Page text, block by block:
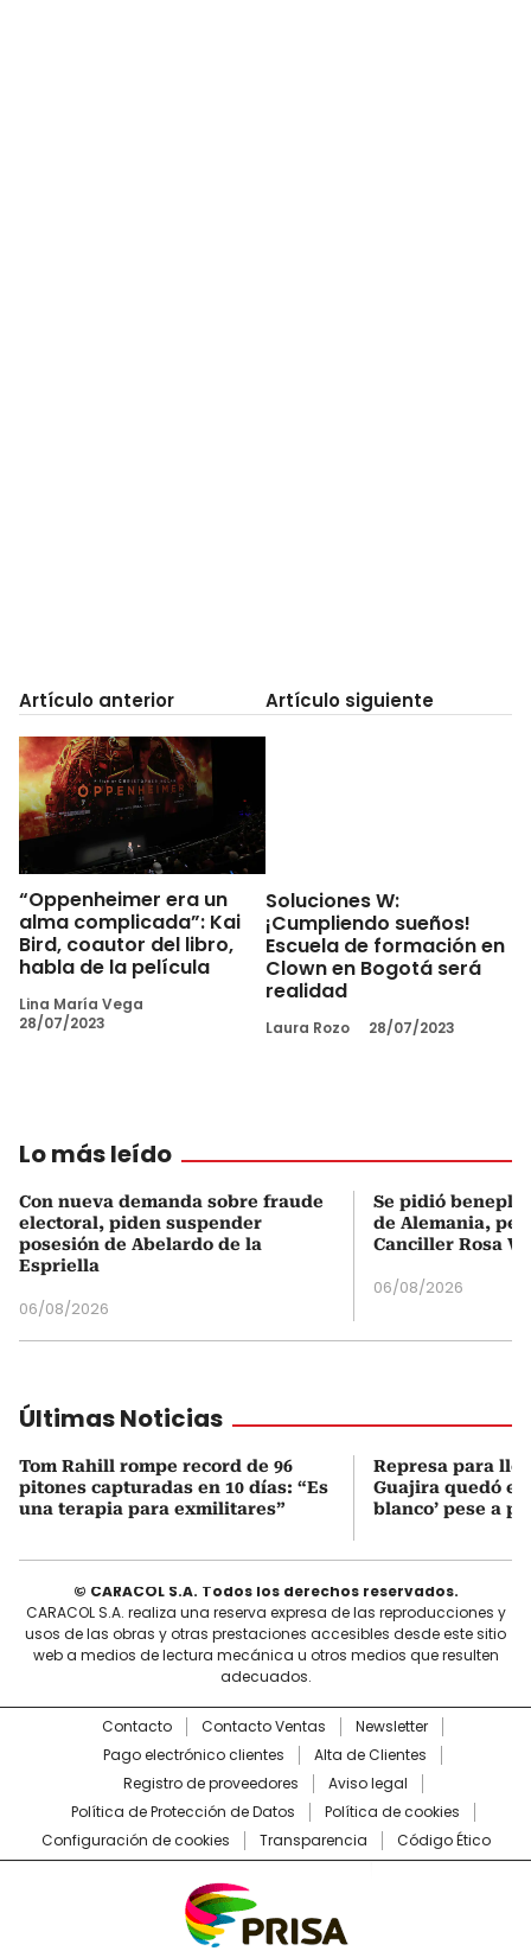
Artículo anterior
“Oppenheimer era un
alma complicada”: Kai
Bird, coautor del libro,
habla de la película
Lina María Vega
28/07/2023
Artículo siguiente
Soluciones W:
¡Cumpliendo sueños!
Escuela de formación en
Clown en Bogotá será
realidad
Laura Rozo 28/07/2023
Lo más leído
Con nueva demanda sobre fraude
electoral, piden suspender
posesión de Abelardo de la
Espriella
06/08/2026
Se pidió
de Alemania,
Canciller Rosa
06/08/2026
Últimas Noticias
Tom Rahill rompe record de 96
pitones capturadas en 10 días: “Es
una terapia para exmilitares”
Represa para
Guajira quedó en
blanco’ pese a
© CARACOL S.A. Todos los derechos reservados.
CARACOL S.A. realiza una reserva expresa de las reproducciones y
usos de las obras y otras prestaciones accesibles desde este sitio
web a medios de lectura mecánica u otros medios que resulten
adecuados.
Contacto Contacto Ventas
Newsletter
Pago electrónico clientes
Alta de Clientes
Registro de proveedores
Aviso legal
Política de Protección de Datos
Política de cookies
Configuración de cookies
Transparencia Código Ético